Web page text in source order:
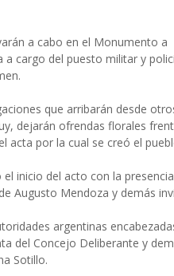
a cabo en el Monumento
a cargo del puesto militar y
que arribarán desde
dejarán ofrendas florales
acta por la cual se creó el
el inicio del acto con la
Augusto Mendoza y demás
argentinas
del Concejo Deliberante y
Sotillo.